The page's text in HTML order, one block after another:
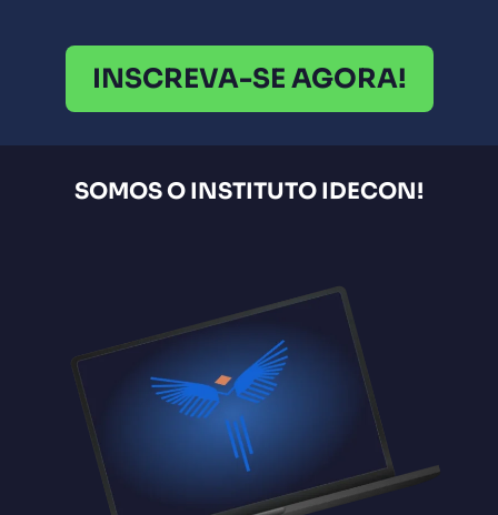
INSCREVA-SE AGORA!
SOMOS O INSTITUTO IDECON!